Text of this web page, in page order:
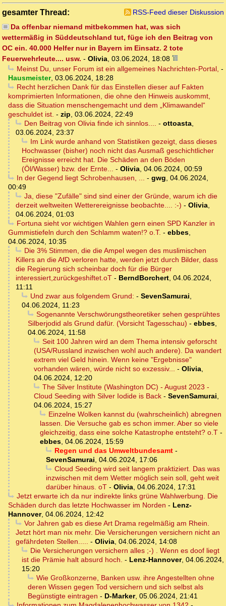
gesamter Thread:
RSS-Feed dieser Diskussion
Da offenbar niemand mitbekommen hat, was sich
wettermäßig in Süddeutschland tut, füge ich den Beitrag von
OC ein. 40.000 Helfer nur in Bayern im Einsatz. 2 tote
Feuerwehrleute.... usw. - Olivia, 03.06.2024, 18:08
Meinst Du, unser Forum ist ein allgemeines Nachrichten-Portal, -
Hausmeister, 03.06.2024, 18:28
Recht herzlichen Dank für das Einstellen dieser auf Fakten
komprimierten Informationen, die ohne den Hinweis auskommt,
dass die Situation menschengemacht und dem „Klimawandel“
geschuldet ist. - zip, 03.06.2024, 22:49
Den Beitrag von Olivia finde ich sinnlos.... - ottoasta,
03.06.2024, 23:37
Im Link wurde anhand von Statistiken gezeigt, dass dieses
Hochwasser (bisher) noch nicht das Ausmaß geschichtlicher
Ereignisse erreicht hat. Die Schäden an den Böden
(Öl/Wasser) bzw. der Ernte... - Olivia, 04.06.2024, 00:59
In der Gegend liegt Schrobenhausen, ... - gwg, 04.06.2024,
00:49
Ja, diese "Zufälle" sind sind einer der Gründe, warum ich die
derzeit weltweiten Wetterereignisse beobachte.... :-) - Olivia,
04.06.2024, 01:03
Fortuna sieht vor wichtigen Wahlen gern einen SPD Kanzler in
Gummistiefeln durch den Schlamm waten!? o.T. - ebbes,
04.06.2024, 10:35
Die 3% Stimmen, die die Ampel wegen des muslimischen
Killers an die AfD verloren hatte, werden jetzt durch Bilder, dass
die Regierung sich scheinbar doch für die Bürger
interessiert,zurückgeshiftet.oT - BerndBorchert, 04.06.2024,
11:11
Und zwar aus folgendem Grund: - SevenSamurai,
04.06.2024, 11:23
Sogenannte Verschwörungstheoretiker sehen gesprühtes
Silberjodid als Grund dafür. (Vorsicht Tagesschau) - ebbes,
04.06.2024, 11:58
Seit 100 Jahren wird an dem Thema intensiv geforscht
(USA/Russland inzwischen wohl auch andere). Da wandert
extrem viel Geld hinein. Wenn keine "Ergebnisse"
vorhanden wären, würde nicht so exzessiv... - Olivia,
04.06.2024, 12:20
The Silver Institute (Washington DC) - August 2023 -
Cloud Seeding with Silver Iodide is Back - SevenSamurai,
04.06.2024, 15:27
Einzelne Wolken kannst du (wahrscheinlich) abregnen
lassen. Die Versuche gab es schon immer. Aber so viele
gleichzeitig, dass eine solche Katastrophe entsteht? o.T -
ebbes, 04.06.2024, 15:59
Regen und das Umweltbundesamt-
SevenSamurai, 04.06.2024, 17:06
Cloud Seeding wird seit langem praktiziert. Das was
inzwischen mit dem Wetter möglich sein soll, geht weit
darüber hinaus. oT - Olivia, 04.06.2024, 17:31
Jetzt erwarte ich da nur indirekte links grüne Wahlwerbung. Die
Schäden durch das letzte Hochwasser im Norden - Lenz-
Hannover, 04.06.2024, 12:42
Vor Jahren gab es diese Art Drama regelmäßig am Rhein.
Jetzt hört man nix mehr. Die Versicherungen versichern nicht an
gefährdeten Stellen..... - Olivia, 04.06.2024, 14:08
Die Versicherungen versichern alles ;-) . Wenn es doof liegt
ist die Prämie halt absurd hoch. - Lenz-Hannover, 04.06.2024,
15:20
Wie Großkonzerne, Banken usw. ihre Angestellten ohne
deren Wissen gegen Tod versichern und sich selbst als
Begünstigte eintragen - D-Marker, 05.06.2024, 21:41